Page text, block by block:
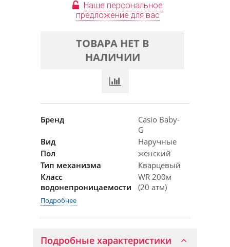
Наше персональное
предложение для вас
ТОВАРА НЕТ В
НАЛИЧИИ
Бренд
Casio Baby-
G
Вид
Наручные
Пол
женский
Тип механизма
Кварцевый
Класс
водонепроницаемости
WR 200м
(20 атм)
Подробнее
Подробные характеристики